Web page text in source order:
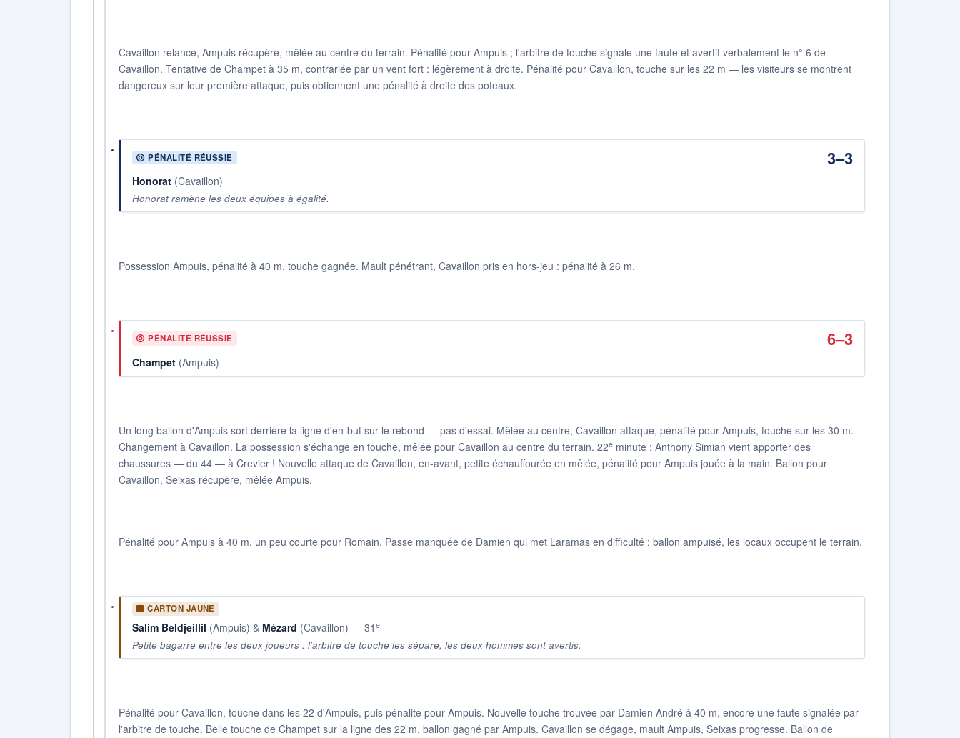
Cavaillon relance, Ampuis récupère, mêlée au centre du terrain. Pénalité pour Ampuis ; l'arbitre de touche signale une faute et avertit verbalement le n° 6 de
Cavaillon. Tentative de Champet à 35 m, contrariée par un vent fort : légèrement à droite. Pénalité pour Cavaillon, touche sur les 22 m — les visiteurs se montrent
dangereux sur leur première attaque, puis obtiennent une pénalité à droite des poteaux.
PÉNALITÉ RÉUSSIE 3–3
Honorat (Cavaillon)
Honorat ramène les deux équipes à égalité.
Possession Ampuis, pénalité à 40 m, touche gagnée. Mault pénétrant, Cavaillon pris en hors-jeu : pénalité à 26 m.
PÉNALITÉ RÉUSSIE 6–3
Champet (Ampuis)
Un long ballon d'Ampuis sort derrière la ligne d'en-but sur le rebond — pas d'essai. Mêlée au centre, Cavaillon attaque, pénalité pour Ampuis, touche sur les 30 m.
Changement à Cavaillon. La possession s'échange en touche, mêlée pour Cavaillon au centre du terrain. 22e minute : Anthony Simian vient apporter des
chaussures — du 44 — à Crevier ! Nouvelle attaque de Cavaillon, en-avant, petite échauffourée en mêlée, pénalité pour Ampuis jouée à la main. Ballon pour
Cavaillon, Seixas récupère, mêlée Ampuis.
Pénalité pour Ampuis à 40 m, un peu courte pour Romain. Passe manquée de Damien qui met Laramas en difficulté ; ballon ampuisé, les locaux occupent le terrain.
CARTON JAUNE
Salim Beldjeillil (Ampuis) & Mézard (Cavaillon) — 31 e
Petite bagarre entre les deux joueurs : l'arbitre de touche les sépare, les deux hommes sont avertis.
Pénalité pour Cavaillon, touche dans les 22 d'Ampuis, puis pénalité pour Ampuis. Nouvelle touche trouvée par Damien André à 40 m, encore une faute signalée par
l'arbitre de touche. Belle touche de Champet sur la ligne des 22 m, ballon gagné par Ampuis. Cavaillon se dégage, mault Ampuis, Seixas progresse. Ballon de